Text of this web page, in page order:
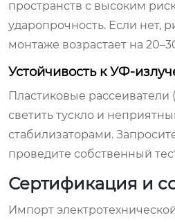
пространств с высоким
ударопрочность. Если нет,
монтаже возрастает на
Устойчивость к УФ-
Пластиковые
светить тускло и
стабилизаторами.
проведите собственный
Сертификация и
Импорт